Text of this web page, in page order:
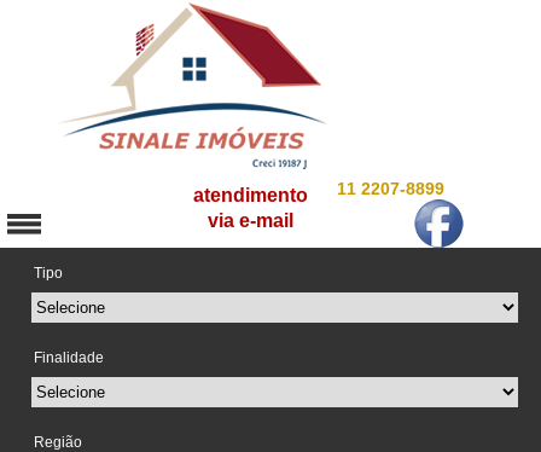
11 2207-8899
atendimento
via e-mail
Tipo
Finalidade
Região